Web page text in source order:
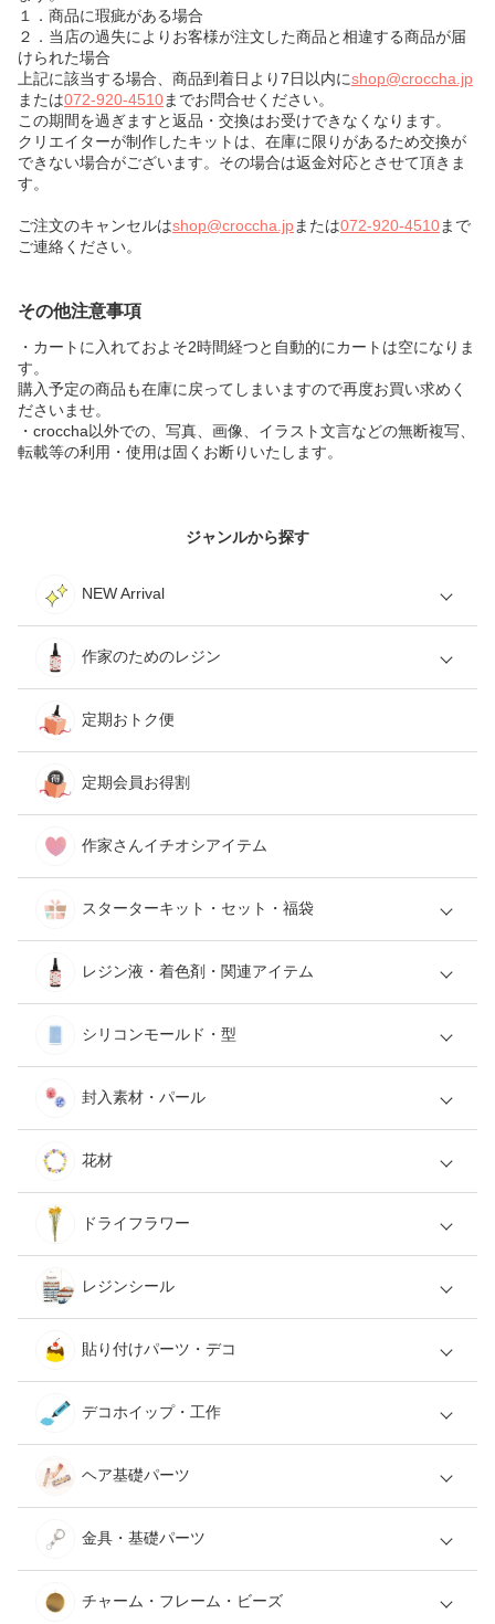
１．商品に瑕疵がある場合
２．当店の過失によりお客様が注文した商品と相違する商品が届
けられた場合
上記に該当する場合、商品到着日より7日以内にshop@croccha.jp
または072-920-4510までお問合せください。
この期間を過ぎますと返品・交換はお受けできなくなります。
クリエイターが制作したキットは、在庫に限りがあるため交換が
できない場合がございます。その場合は返金対応とさせて頂きま
す。
ご注文のキャンセルはshop@croccha.jpまたは072-920-4510まで
ご連絡ください。
その他注意事項
・カートに入れておよそ2時間経つと自動的にカートは空になりま
す。
購入予定の商品も在庫に戻ってしまいますので再度お買い求めく
ださいませ。
・croccha以外での、写真、画像、イラスト文言などの無断複写、
転載等の利用・使用は固くお断りいたします。
ジャンルから探す
NEW Arrival
作家のためのレジン
定期おトク便
定期会員お得割
作家さんイチオシアイテム
スターターキット・セット・福袋
レジン液・着色剤・関連アイテム
シリコンモールド・型
封入素材・パール
花材
ドライフラワー
レジンシール
貼り付けパーツ・デコ
デコホイップ・工作
ヘア基礎パーツ
金具・基礎パーツ
チャーム・フレーム・ビーズ